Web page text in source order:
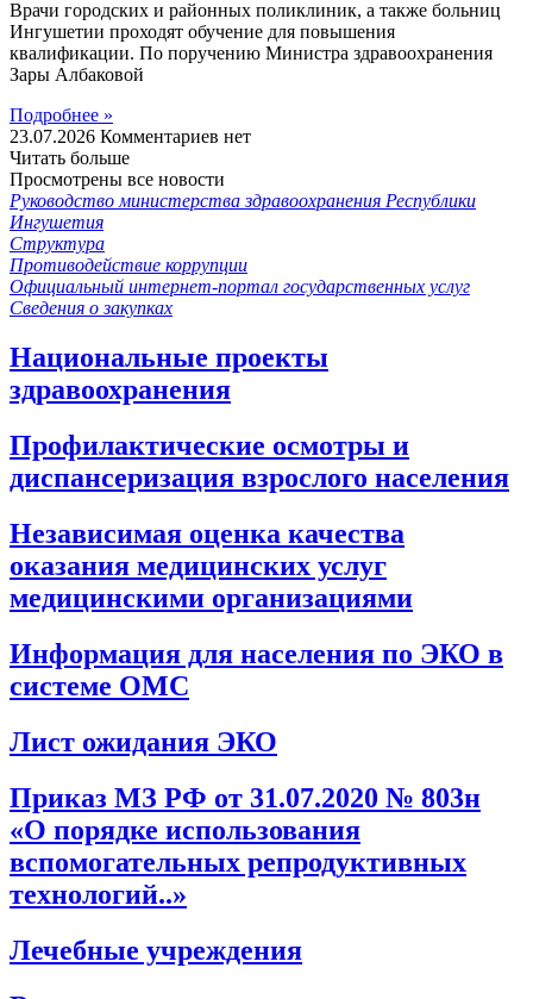
Врачи городских и районных поликлиник, а также больниц
Ингушетии проходят обучение для повышения
квалификации. По поручению Министра здравоохранения
Зары Албаковой
Подробнее »
23.07.2026 Комментариев нет
Читать больше
Просмотрены все новости
Руководство министерства здравоохранения Республики
Ингушетия
Структура
Противодействие коррупции
Официальный интернет-портал государственных услуг
Сведения о закупках
Национальные проекты
здравоохранения
Профилактические осмотры и
диспансеризация взрослого населения
Независимая оценка качества
оказания медицинских услуг
медицинскими организациями
Информация для населения по ЭКО в
системе ОМС
Лист ожидания ЭКО
Приказ МЗ РФ от 31.07.2020 № 803н
«О порядке использования
вспомогательных репродуктивных
технологий..»
Лечебные учреждения